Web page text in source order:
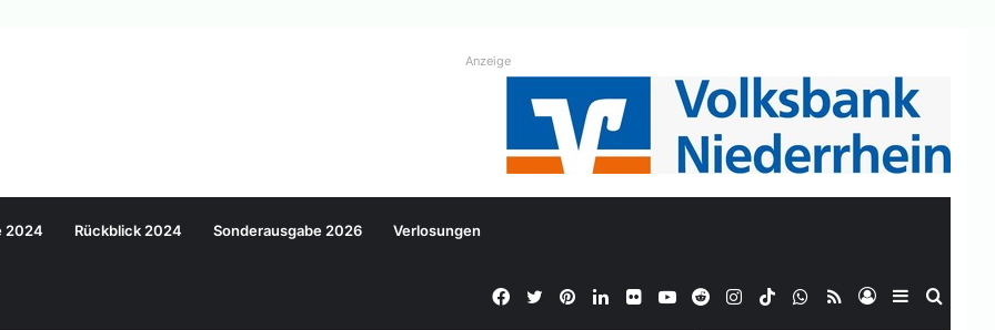
Anzeige
2024 Rückblick 2024 Sonderausgabe 2026 Verlosungen
Sidebar
Anmelden
RSS
WhatsApp
TikTok
Instagram
Reddit
YouTube
Flickr
LinkedIn
Pinterest
Twitter
Facebook